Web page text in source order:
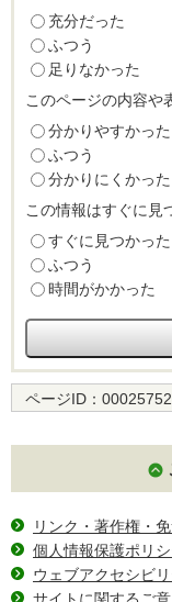
充分だった
ふつう
足りなかった
このページの内容や
分かりやすかった
ふつう
分かりにくかった
この情報はすぐに見
すぐに見つかった
ふつう
時間がかかった
ページID：
リンク・著作権・
個人情報保護ポリ
ウェブアクセシビリ